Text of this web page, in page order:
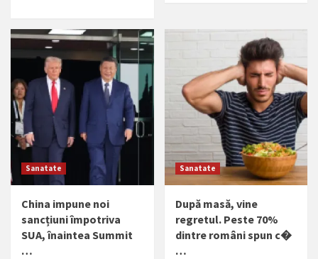
Sanatate
China impune noi
sancțiuni împotriva
SUA, înaintea Summit
…
Sanatate
După masă, vine
regretul. Peste 70%
dintre români spun c�
…